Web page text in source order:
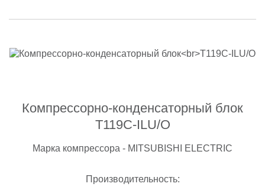
Компрессорно-конденсаторный блок
T119C-ILU/O
Марка компрессора - MITSUBISHI ELECTRIC
Производительность: